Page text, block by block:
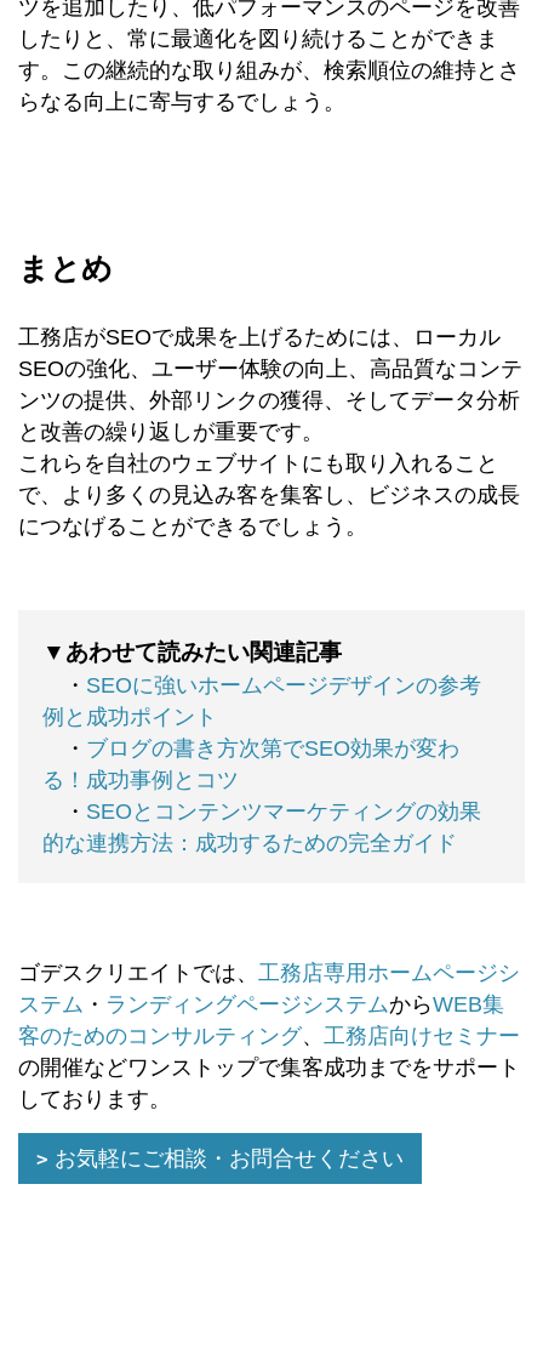
ツを追加したり、低パフォーマンスのページを改善
したりと、常に最適化を図り続けることができま
す。この継続的な取り組みが、検索順位の維持とさ
らなる向上に寄与するでしょう。
まとめ
工務店がSEOで成果を上げるためには、ローカル
SEOの強化、ユーザー体験の向上、高品質なコンテ
ンツの提供、外部リンクの獲得、そしてデータ分析
と改善の繰り返しが重要です。
これらを自社のウェブサイトにも取り入れること
で、より多くの見込み客を集客し、ビジネスの成長
につなげることができるでしょう。
▼あわせて読みたい関連記事
・ SEOに強いホームページデザインの参考
例と成功ポイント
・ ブログの書き方次第でSEO効果が変わ
る！成功事例とコツ
・ SEOとコンテンツマーケティングの効果
的な連携方法：成功するための完全ガイド
ゴデスクリエイトでは、 工務店専用ホームページシ
ステム ・ ランディングページシステムからWEB集
客のためのコンサルティング、 工務店向けセミナー
の開催などワンストップで集客成功までをサポート
しております。
お気軽にご相談・お問合せください